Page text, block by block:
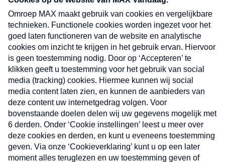
uw mailbox.
Verzend
Nieuwsbrief
Neem hier een gratis abonnement op onze